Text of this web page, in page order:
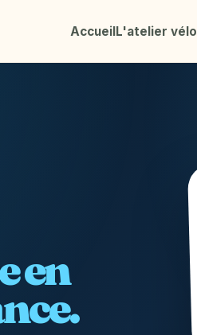
AccueilL'atelier vélo
en